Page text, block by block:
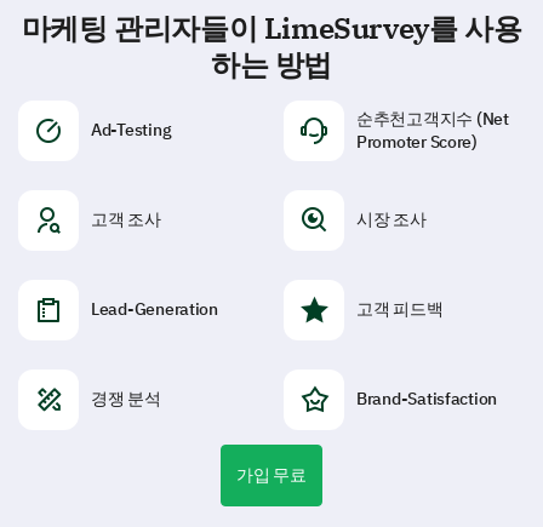
마케팅 관리자들이 LimeSurvey를 사용
하는 방법
Ad-Testing
순추천고객지수 (Net
Promoter Score)
고객 조사 시장 조사
Lead-Generation 고객 피드백
경쟁 분석 Brand-Satisfaction
가입 무료